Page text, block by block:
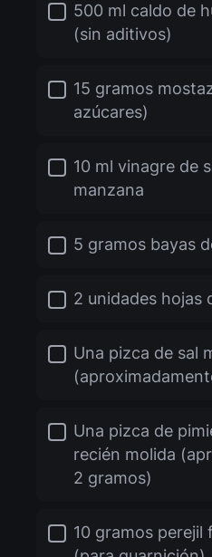
500 ml caldo de
(sin aditivos)
15 gramos
azúcares)
10 ml vinagre de
manzana
5 gramos bayas
2 unidades hojas
Una pizca de sal
Una pizca de
recién molida
2 gramos)
10 gramos perejil